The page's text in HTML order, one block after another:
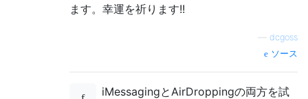
ます。幸運を祈ります!!
dcgoss
ソース
iMessagingとAirDroppingの両方を試